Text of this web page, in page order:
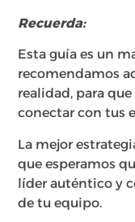
Recuerda:
Esta guía es un
recomendamos
realidad, para
conectar con tus
La mejor
que esperamos
líder auténtico y
de tu equipo.